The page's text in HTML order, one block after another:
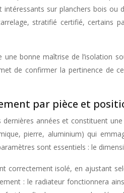
sur planchers bois
stratifié certifié,
bonne maîtrise de l’isolation
de confirmer la pertinence
par pièce et
années et constituent
pierre, aluminium) qui
sont essentiels : le
isolé, en ajustant
: le radiateur fonctionnera